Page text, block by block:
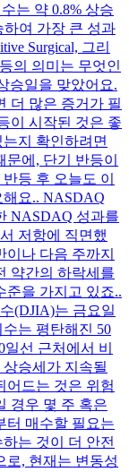
는 약 0.8% 상승
하여 가장 큰 성과
Surgical, 그리
의 의미는 무엇인
승일을 맞았어요.
더 많은 증거가 필
이 시작된 것은 좋
지 확인하려면
에, 단기 반등이
등 후 오늘도 이
요.. NASDAQ
NASDAQ 성과를
저항에 직면했
나 다음 주까지
약간의 하락세를
준을 가지고 있죠..
(DJIA)는 금요일
는 평탄해진 50
선 근처에서 비
승세가 지속될
어드는 것은 위험
경우 몇 주 혹은
터 매수할 필요는
는 것이 더 안전
로, 현재는 변동성